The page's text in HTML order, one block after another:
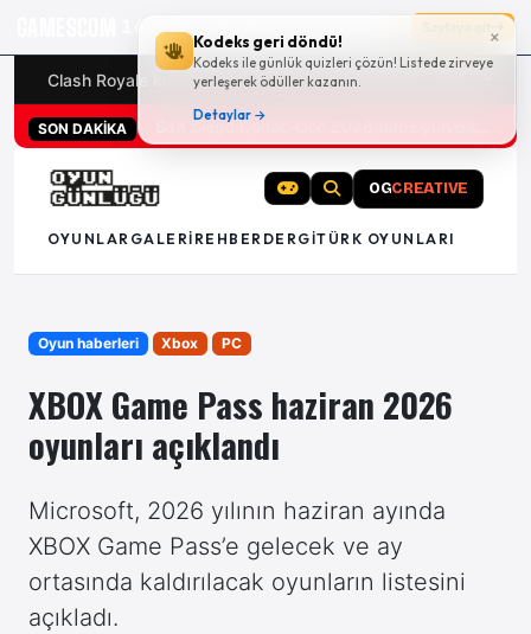
×
Kodeks geri döndü!
Kodeks ile günlük quizleri çözün! Listede zirveye
yerleşerek ödüller kazanın.
Detaylar →
16g 01:25:54
Clash Royale kodları Türk oyunları (PC ve konsollar) -
SON DAKİKA
OGCREATIVE
OYUNLAR GALERI REHBER DERGITÜRK OYUNLARI
Oyun haberleri Xbox PC
XBOX Game Pass haziran 2026
oyunları açıklandı
Microsoft, 2026 yılının haziran ayında
XBOX Game Pass’e gelecek ve ay
ortasında kaldırılacak oyunların listesini
açıkladı.